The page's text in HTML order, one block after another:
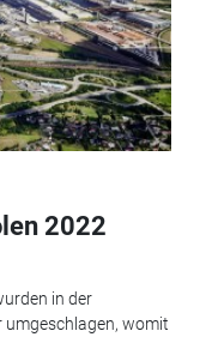
2022
in der
womit